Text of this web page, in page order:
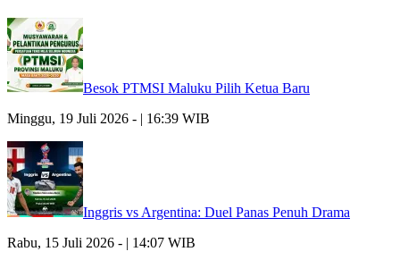
Besok PTMSI Maluku Pilih Ketua Baru
Minggu, 19 Juli 2026 - | 16:39 WIB
Inggris vs Argentina: Duel Panas Penuh Drama
Rabu, 15 Juli 2026 - | 14:07 WIB